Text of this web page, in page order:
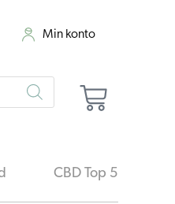
Min konto
Kurv
CBD Top 5